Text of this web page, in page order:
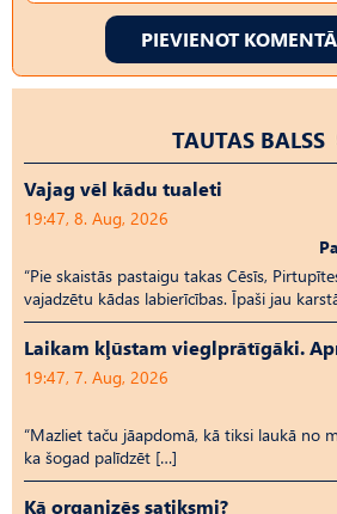
PIEVIENOT
TAUTAS BALSS
Vajag vēl kādu tualeti
19:47, 8. Aug, 2026
“Pie skaistās pastaigu takas Cēsīs,
vajadzētu kādas labierīcības. Īpaši jau
Laikam kļūstam vieglprātīgāki.
19:47, 7. Aug, 2026
“Mazliet taču jāapdomā, kā tiksi laukā no
ka šogad palīdzēt […]
Kā organizēs satiksmi?